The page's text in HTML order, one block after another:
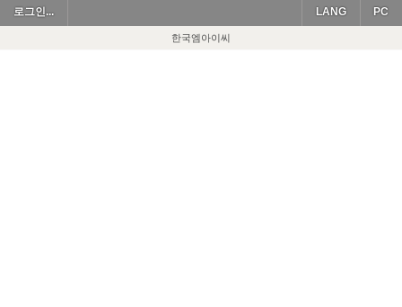
로그인... PC
LANG
한국엠아이씨